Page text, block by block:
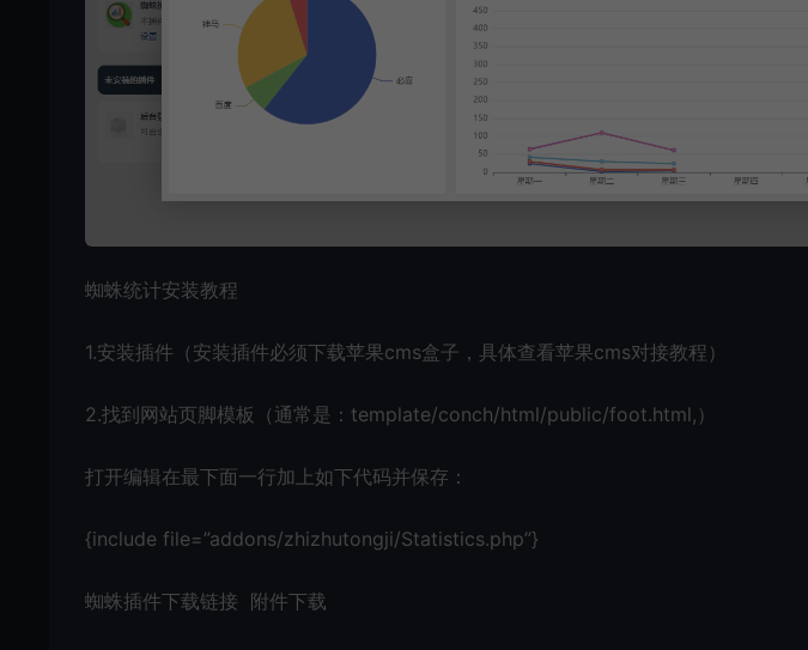
蜘蛛统计安装教程
1.安装插件（安装插件必须下载苹果cms盒子，具体查看苹果cms对接教程）
2.找到网站页脚模板（通常是：template/conch/html/public/foot.html,）
打开编辑在最下面一行加上如下代码并保存：
{include file=”addons/zhizhutongji/Statistics.php”}
蜘蛛插件下载链接 附件下载